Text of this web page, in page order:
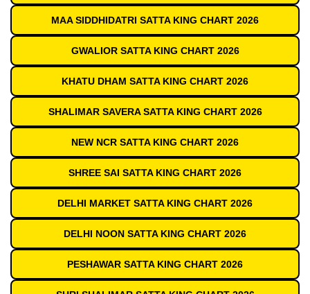
MAA SIDDHIDATRI SATTA KING CHART 2026
GWALIOR SATTA KING CHART 2026
KHATU DHAM SATTA KING CHART 2026
SHALIMAR SAVERA SATTA KING CHART 2026
NEW NCR SATTA KING CHART 2026
SHREE SAI SATTA KING CHART 2026
DELHI MARKET SATTA KING CHART 2026
DELHI NOON SATTA KING CHART 2026
PESHAWAR SATTA KING CHART 2026